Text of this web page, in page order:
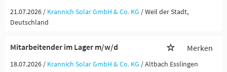
21.07.2026 / Krannich Solar GmbH & Co. KG / Weil der Stadt,
Deutschland
Mitarbeitender im Lager m/w/d Merken
18.07.2026 / Krannich Solar GmbH & Co. KG / Altbach Esslingen